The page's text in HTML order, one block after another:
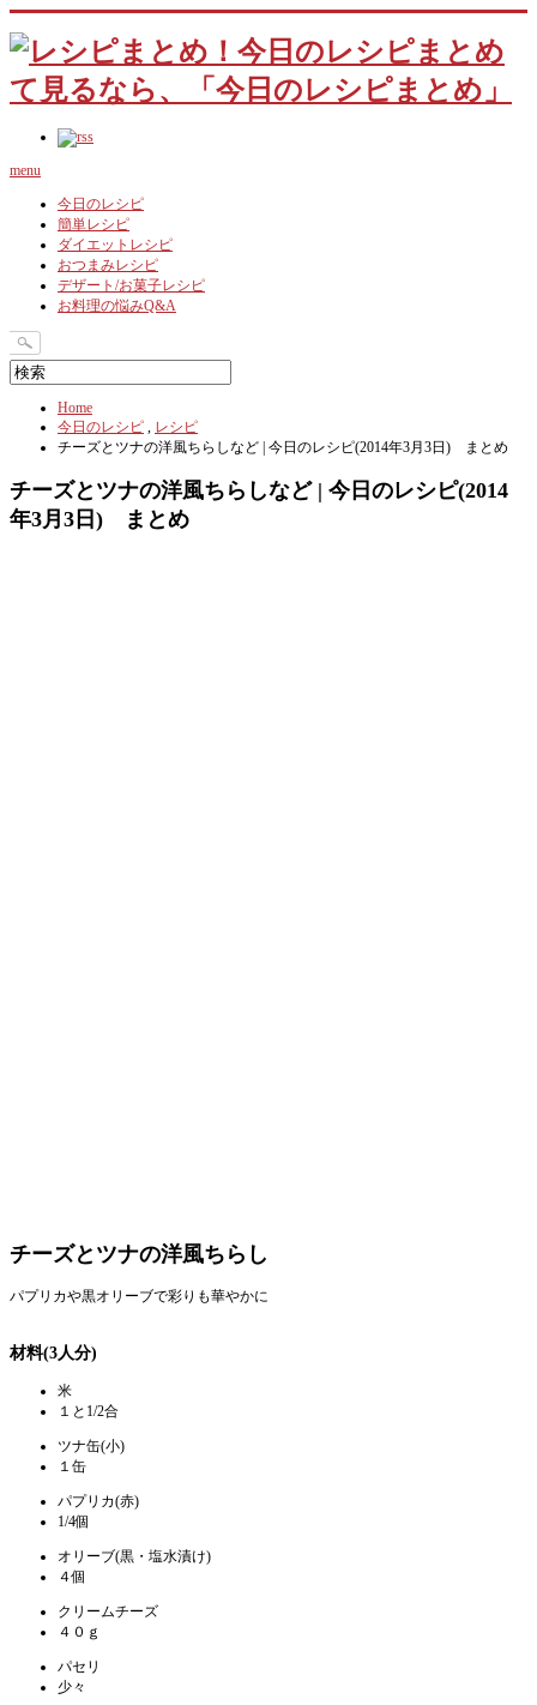
menu
今日のレシピ
簡単レシピ
ダイエットレシピ
おつまみレシピ
デザート/お菓子レシピ
お料理の悩みQ&A
Home
今日のレシピ , レシピ
チーズとツナの洋風ちらしなど | 今日のレシピ(2014年3月3日) まとめ
チーズとツナの洋風ちらしなど | 今日のレシピ(2014
年3月3日) まとめ
チーズとツナの洋風ちらし
パプリカや黒オリーブで彩りも華やかに
材料(3人分)
米
１と1/2合
ツナ缶(小)
１缶
パプリカ(赤)
1/4個
オリーブ(黒・塩水漬け)
４個
クリームチーズ
４０ｇ
パセリ
少々